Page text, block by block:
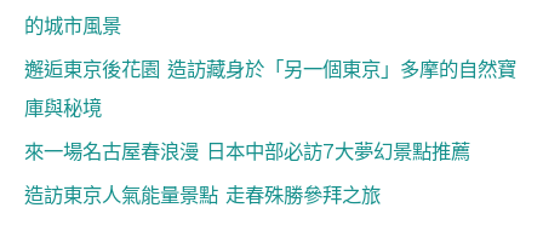
的城市風景
邂逅東京後花園 造訪藏身於「另一個東京」多摩的自然寶
庫與秘境
來一場名古屋春浪漫 日本中部必訪7大夢幻景點推薦
造訪東京人氣能量景點 走春殊勝參拜之旅